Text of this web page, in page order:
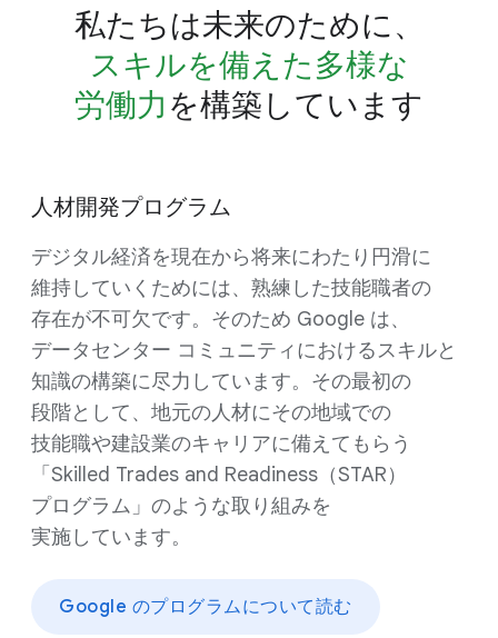
私たちは​未来の​ために、
スキルを​備えた​多様な​
労働力 を​構築しています
人材開発プログラム
デジタル経済を​現在から​将来に​わたり円滑に​
維持していく​ためには、​熟練した​技能職者の​
存在が​不可欠です。​その​ため Google は、​
データセンター コミュニティに​おける​スキルと​
知識の​構築に​尽力しています。​その​最初の​
段階と​して、​地元の​人材に​その​地域での​
技能職や​建設業の​キャリアに​備えて​もらう​
「Skilled Trades and Readiness​（STAR）​
プログラム」のような​取り組みを​
実施しています。
Google の​プログラムに​ついて​読む